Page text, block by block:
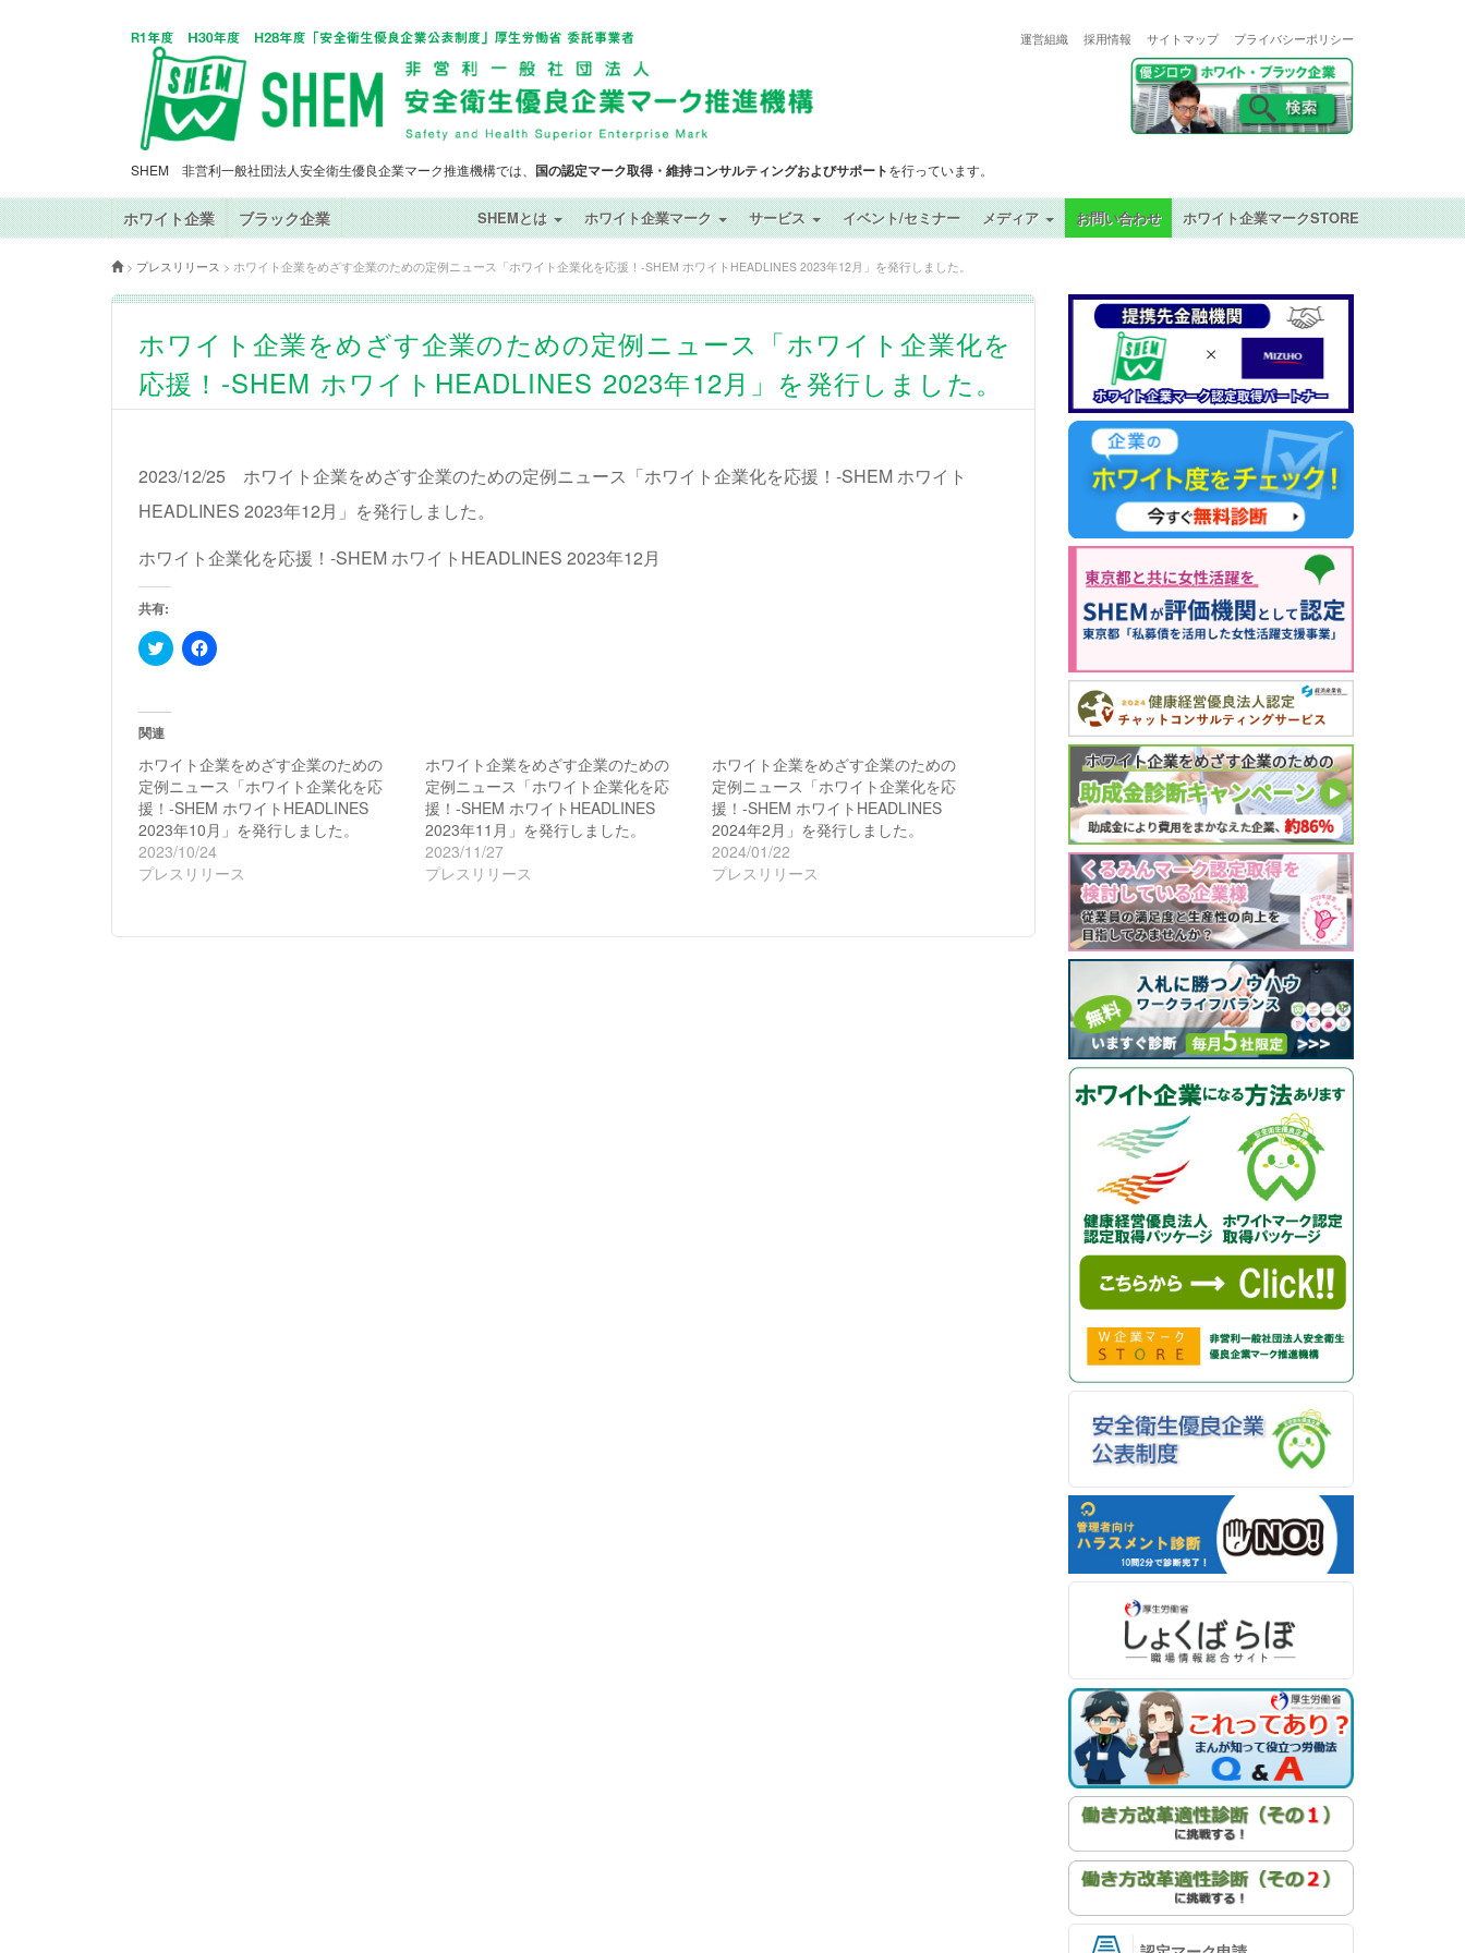
運営組織 採用情報 サイトマップ プライバシーポリシー
SHEM 非営利一般社団法人安全衛生優良企業マーク推進機構では、 国の認定マーク取得・維持コンサルティングおよびサポートを行っています。
ホワイト企業 ブラック企業 SHEMとは ホワイト企業マーク サービス イベント/セミナー メディア お問い合わせ ホワイト企業マークSTORE
> プレスリリース > ホワイト企業をめざす企業のための定例ニュース「ホワイト企業化を応援！-SHEM ホワイトHEADLINES 2023年12月」を発行しました。
ホワイト企業をめざす企業のための定例ニュース「ホワイト企業化を
応援！-SHEM ホワイトHEADLINES 2023年12月」を発行しました。
2023/12/25 ホワイト企業をめざす企業のための定例ニュース「ホワイト企業化を応援！-SHEM ホワイト
HEADLINES 2023年12月」を発行しました。
ホワイト企業化を応援！-SHEM ホワイトHEADLINES 2023年12月
共有:
ク
リ
て
共
有
(新
し
い
ウ
ィ
ン
ド
ウ
ま
Facebook
で
ク
リ
ッ
ク
し
て
く
だ
さ
ウ
関連
ホワイト企業をめざす企業のための
定例ニュース「ホワイト企業化を応
援！-SHEM ホワイトHEADLINES
2023年10月」を発行しました。
2023/10/24
プレスリリース
ホワイト企業をめざす企業のための
定例ニュース「ホワイト企業化を応
援！-SHEM ホワイトHEADLINES
2023年11月」を発行しました。
2023/11/27
プレスリリース
ホワイト企業をめざす企業のための
定例ニュース「ホワイト企業化を応
援！-SHEM ホワイトHEADLINES
2024年2月」を発行しました。
2024/01/22
プレスリリース